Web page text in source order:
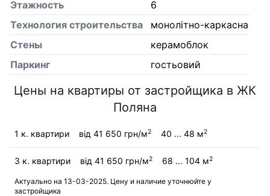
Этажность
6
Технология строительства
монолітно-каркасна
Стены
керамоблок
Паркинг
гостьовий
Цены на квартиры от застройщика в ЖК
Поляна
1 к. квартири від 41 650 грн/м2 40 ... 48 м2
3 к. квартири від 41 650 грн/м2 68 ... 104 м2
Актуально на 13-03-2025. Цену и наличие уточнюйте у
застройщика